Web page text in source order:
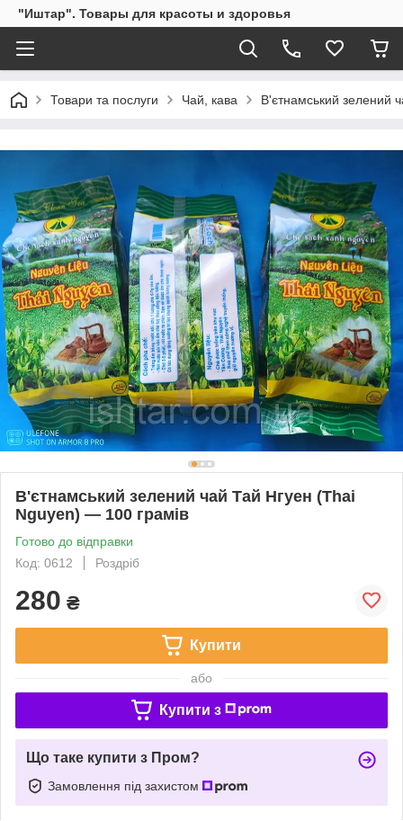
"Иштар". Товары для красоты и здоровья
Товари та послуги Чай, кава В'єтнамський зелений
В'єтнамський зелений чай Тай Нгуен (Thai
Nguyen) — 100 грамів
Готово до відправки
Код: 0612
Роздріб
280 ₴
Купити
або
Купити з
Що таке купити з Пром?
Замовлення під захистом